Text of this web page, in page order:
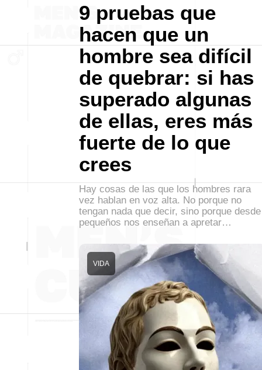
9 pruebas que
hacen que un
hombre sea difícil
de quebrar: si has
superado algunas
de ellas, eres más
fuerte de lo que
crees
Hay cosas de las que los hombres rara
vez hablan en voz alta. No porque no
tengan nada que decir, sino porque desde
pequeños nos enseñan a apretar…
VIDA